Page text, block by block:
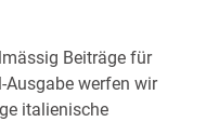
Beiträge für
Ausgabe werfen wir
italienische